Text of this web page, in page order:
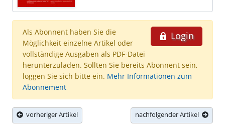
Login
Als Abonnent haben Sie die
Möglichkeit einzelne Artikel oder
vollständige Ausgaben als PDF-Datei
herunterzuladen. Sollten Sie bereits Abonnent sein,
loggen Sie sich bitte ein. Mehr Informationen zum
Abonnement
vorheriger Artikel nachfolgender Artikel